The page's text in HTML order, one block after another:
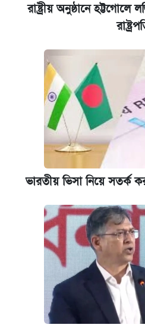
রাষ্ট্রীয় অনুষ্ঠানে হট্টগোলে
ভারতীয় ভিসা নিয়ে সতর্ক